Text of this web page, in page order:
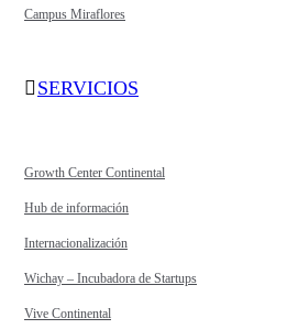
Campus Miraflores
SERVICIOS
Growth Center Continental
Hub de información
Internacionalización
Wichay – Incubadora de Startups
Vive Continental